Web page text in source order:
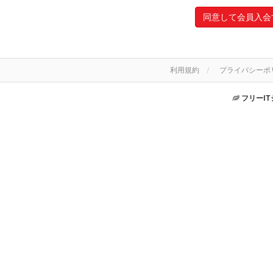
同意して会員入会
利用規約 プライバシーポ
フリーIT